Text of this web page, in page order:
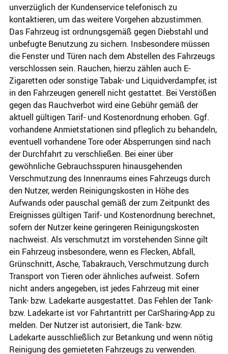
unverzüglich der Kundenservice telefonisch zu
kontaktieren, um das weitere Vorgehen abzustimmen.
Das Fahrzeug ist ordnungsgemäß gegen Diebstahl und
unbefugte Benutzung zu sichern. Insbesondere müssen
die Fenster und Türen nach dem Abstellen des Fahrzeugs
verschlossen sein. Rauchen, hierzu zählen auch E-
Zigaretten oder sonstige Tabak- und Liquidverdampfer, ist
in den Fahrzeugen generell nicht gestattet. Bei Verstößen
gegen das Rauchverbot wird eine Gebühr gemäß der
aktuell gültigen Tarif- und Kostenordnung erhoben. Ggf.
vorhandene Anmietstationen sind pfleglich zu behandeln,
eventuell vorhandene Tore oder Absperrungen sind nach
der Durchfahrt zu verschließen. Bei einer über
gewöhnliche Gebrauchsspuren hinausgehenden
Verschmutzung des Innenraums eines Fahrzeugs durch
den Nutzer, werden Reinigungskosten in Höhe des
Aufwands oder pauschal gemäß der zum Zeitpunkt des
Ereignisses gültigen Tarif- und Kostenordnung berechnet,
sofern der Nutzer keine geringeren Reinigungskosten
nachweist. Als verschmutzt im vorstehenden Sinne gilt
ein Fahrzeug insbesondere, wenn es Flecken, Abfall,
Grünschnitt, Asche, Tabakrauch, Verschmutzung durch
Transport von Tieren oder ähnliches aufweist. Sofern
nicht anders angegeben, ist jedes Fahrzeug mit einer
Tank- bzw. Ladekarte ausgestattet. Das Fehlen der Tank-
bzw. Ladekarte ist vor Fahrtantritt per CarSharing-App zu
melden. Der Nutzer ist autorisiert, die Tank- bzw.
Ladekarte ausschließlich zur Betankung und wenn nötig
Reinigung des gemieteten Fahrzeugs zu verwenden.